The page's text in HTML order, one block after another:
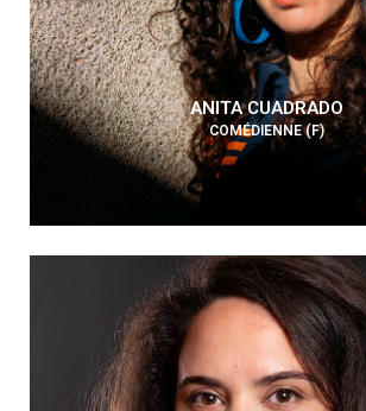
ANITA CUADRADO
COMÉDIENNE (F)